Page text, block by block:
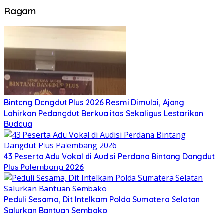
Ragam
Bintang Dangdut Plus 2026 Resmi Dimulai, Ajang
Lahirkan Pedangdut Berkualitas Sekaligus Lestarikan
Budaya
43 Peserta Adu Vokal di Audisi Perdana Bintang Dangdut
Plus Palembang 2026
Peduli Sesama, Dit Intelkam Polda Sumatera Selatan
Salurkan Bantuan Sembako